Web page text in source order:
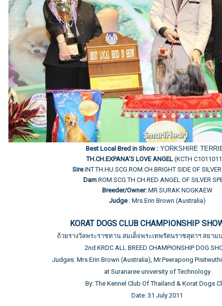
Best Local Bred in Show : YORKSHIRE
TH.CH.EXPANA'S LOVE ANGEL (KCTH
Sire.INT.TH.HU.SCG.ROM.CH.BRIGHT SIDE OF
Dam.ROM.SCG.TH.CH.RED ANGEL OF SILVER
Breeder/Owner: MR.SURAK NOGKAEW
Judge : Mrs.Erin Brown (Australia)
KORAT DOGS CLUB CHAMPIONSHIP
ถ้วยรางวัลพระราชทาน สมเด็จพระเทพรัตนราชสุดาฯ สยาม
2nd KRDC ALL BREED CHAMPIONSHIP DOG
Judges: Mrs.Erin Brown (Australia), Mr.Peerapong
at Suranaree university of Technology
By: The Kennel Club Of Thailand & Korat Dogs
Date: 31 July 2011